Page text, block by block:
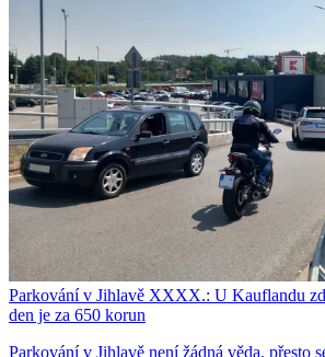
Parkování v Jihlavě XXXX.: U Kauflandu
den je za 650 korun
Parkování v Jihlavě není žádná věda, přesto